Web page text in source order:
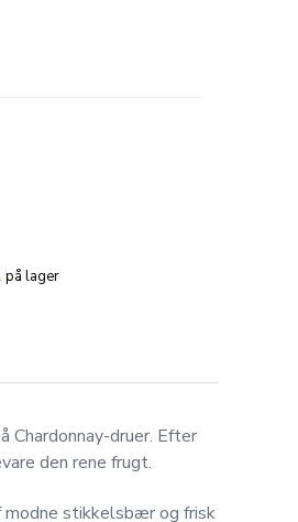
på lager
Chardonnay-druer. Efter
den rene frugt.
modne stikkelsbær og frisk